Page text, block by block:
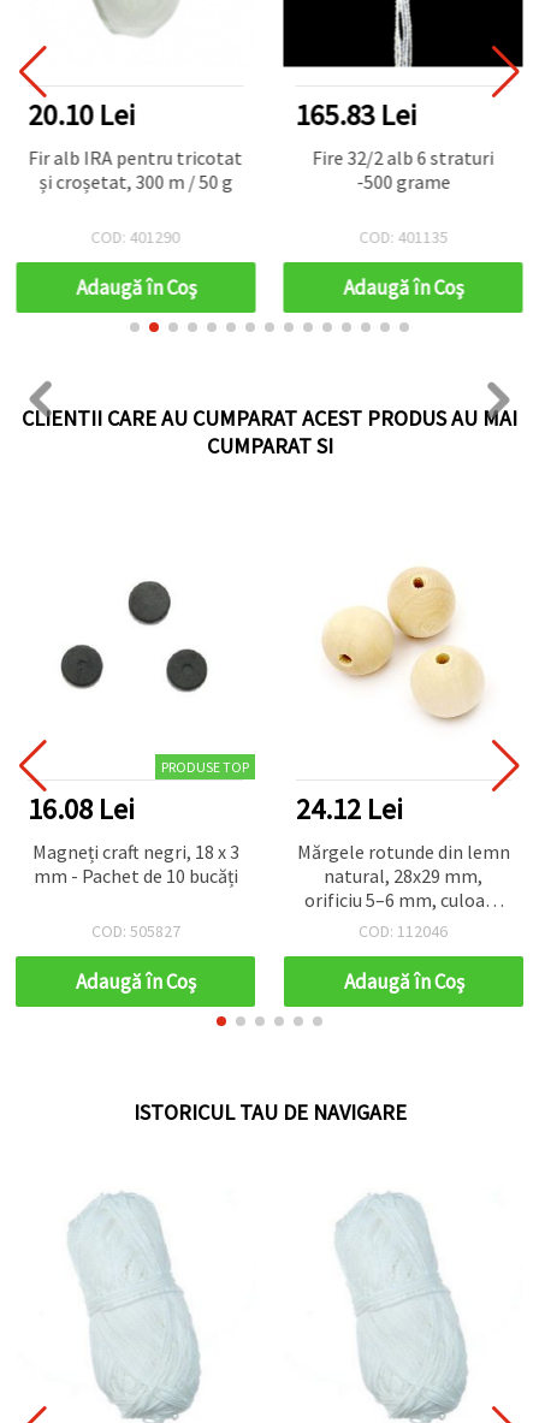
20.10 Lei
Fir alb IRA pentru tricotat
și croșetat, 300 m / 50 g
COD: 401290
Adaugă în Coş
165.83 Lei
Fire 32/2 alb 6 straturi
-500 grame
COD: 401135
Adaugă în Coş
CLIENTII CARE AU CUMPARAT ACEST PRODUS AU MAI
CUMPARAT SI
PRODUSE TOP
16.08 Lei
Magneți craft negri, 18 x 3
mm - Pachet de 10 bucăți
COD: 505827
Adaugă în Coş
24.12 Lei
Mărgele rotunde din lemn
natural, 28x29 mm,
orificiu 5–6 mm, culoare
lemn – set 5 bucăți
COD: 112046
Adaugă în Coş
ISTORICUL TAU DE NAVIGARE